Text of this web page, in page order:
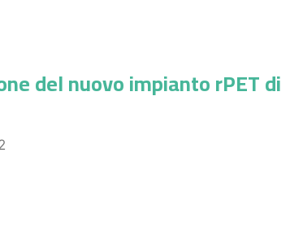
del nuovo impianto rPET di